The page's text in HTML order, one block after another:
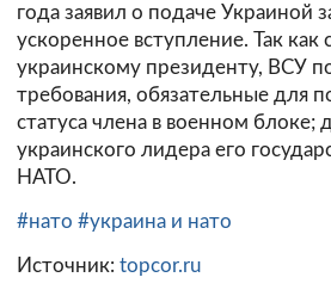
года заявил о подаче Украиной
ускоренное вступление. Так как
украинскому президенту, ВСУ
требования, обязательные для
статуса члена в военном блоке;
украинского лидера его
НАТО.
#нато #украина и нато
Источник: topcor.ru